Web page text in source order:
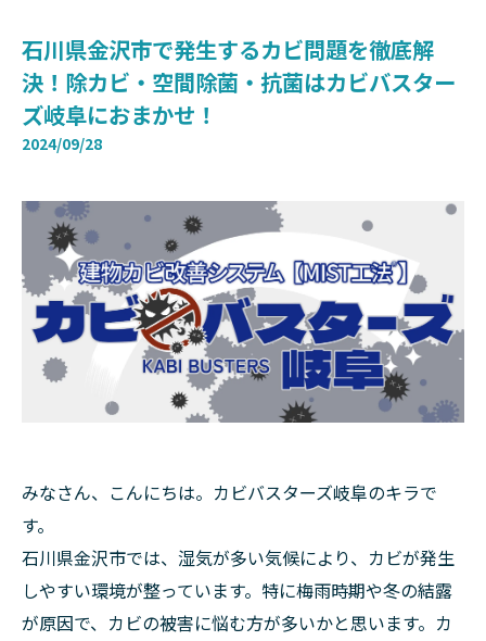
石川県金沢市で発生するカビ問題を徹底解
決！除カビ・空間除菌・抗菌はカビバスター
ズ岐阜におまかせ！
2024/09/28
みなさん、こんにちは。カビバスターズ岐阜のキラで
す。
石川県金沢市では、湿気が多い気候により、カビが発生
しやすい環境が整っています。特に梅雨時期や冬の結露
が原因で、カビの被害に悩む方が多いかと思います。カ